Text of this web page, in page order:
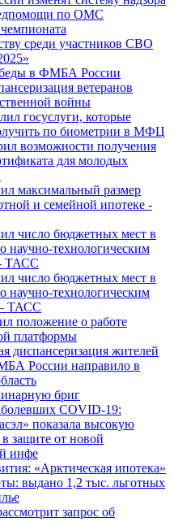
по ОМС
среди участников СВО
в ФМБА России
ветеранов
войны
госуслуги, которые
по биометрии в МФЦ
возможности получения
для молодых
максимальный размер
и семейной ипотеке -
число бюджетных мест в
научно-технологическим
ТАСС
число бюджетных мест в
научно-технологическим
ТАСС
положение о работе
платформы
жителей
России направило в
бриг
COVID-19:
показала высокую
защите от новой
инфе
«Арктическая ипотека»
выдано 1,2 тыс. льготных
запрос об